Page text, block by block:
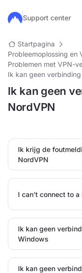
Ga naar de hoofdinhoud
Support center
Startpagina
Probleemoplossing en
Problemen met VPN-
Ik kan geen
Ik kan geen
NordVPN
Ik krijg de
NordVPN
I can’t connect to
Ik kan geen
Windows
Ik kan geen